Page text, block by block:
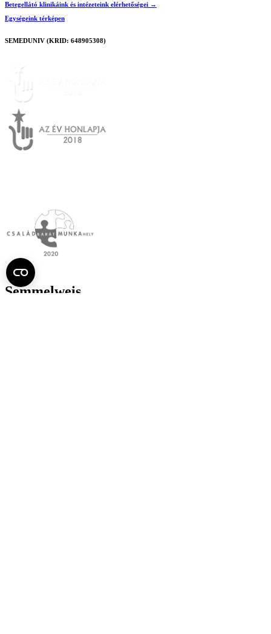
Betegellátó klinikáink és intézeteink elérhetőségei →
Egységeink térképen
SEMEDUNIV (KRID: 648905308)
Semmelweis